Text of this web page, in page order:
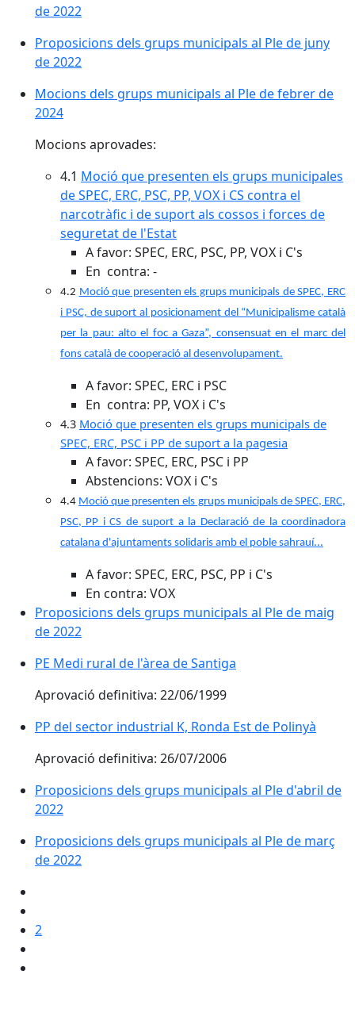
de 2022
Proposicions dels grups municipals al Ple de juny
de 2022
Mocions dels grups municipals al Ple de febrer de
2024
Mocions aprovades:
4.1 Moció que presenten els grups municipales
de SPEC, ERC, PSC, PP, VOX i CS contra el
narcotràfic i de suport als cossos i forces de
seguretat de l'Estat
A favor: SPEC, ERC, PSC, PP, VOX i C's
En contra: -
4.2 Moció que presenten els grups municipals de SPEC, ERC
i PSC, de suport al posicionament del “Municipalisme català
per la pau: alto el foc a Gaza”, consensuat en el marc del
fons català de cooperació al desenvolupament.
A favor: SPEC, ERC i PSC
En contra: PP, VOX i C's
4.3 Moció que presenten els grups municipals de
SPEC, ERC, PSC i PP de suport a la pagesia
A favor: SPEC, ERC, PSC i PP
Abstencions: VOX i C's
4.4 Moció que presenten els grups municipals de SPEC, ERC,
PSC, PP i CS de suport a la Declaració de la coordinadora
catalana d'ajuntaments solidaris amb el poble sahrauí...
A favor: SPEC, ERC, PSC, PP i C's
En contra: VOX
Proposicions dels grups municipals al Ple de maig
de 2022
PE Medi rural de l'àrea de Santiga
Aprovació definitiva: 22/06/1999
PP del sector industrial K, Ronda Est de Polinyà
Aprovació definitiva: 26/07/2006
Proposicions dels grups municipals al Ple d'abril de
2022
Proposicions dels grups municipals al Ple de març
de 2022
2